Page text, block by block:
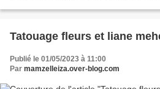
Tatouage fleurs et liane
Publié le 01/05/2023 à 11:00
Par mamzelleiza.over-blog.com